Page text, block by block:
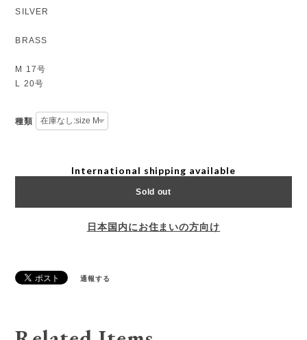
SILVER
BRASS
M 17号
L 20号
種類
International shipping available
Sold out
日本国内にお住まいの方向け
通報する